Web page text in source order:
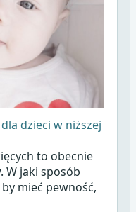
dzieci w niższej
to obecnie
W jaki sposób
mieć pewność,